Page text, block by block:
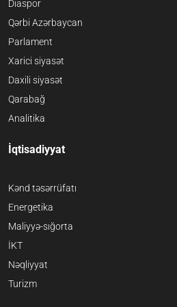
Diaspor
Qərbi Azərbaycan
Parlament
Xarici siyasət
Daxili siyasət
Qarabağ
Analitika
İqtisadiyyat
Kənd təsərrüfatı
Energetika
Maliyyə-sığorta
İKT
Nəqliyyat
Turizm